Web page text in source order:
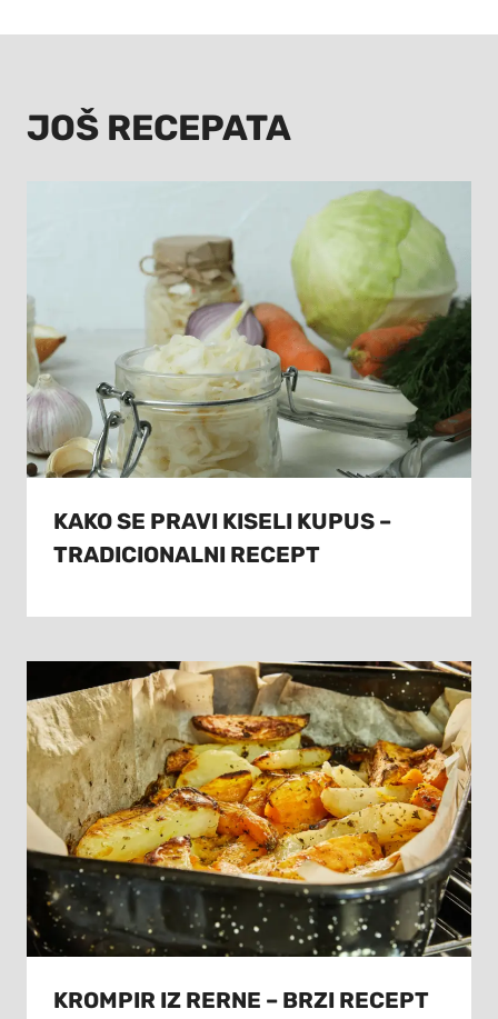
JOŠ RECEPATA
KAKO SE PRAVI KISELI KUPUS –
TRADICIONALNI RECEPT
KROMPIR IZ RERNE – BRZI RECEPT